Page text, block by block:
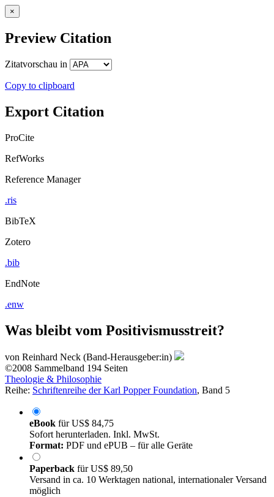
×
Preview Citation
Zitatvorschau in
Copy to clipboard
Export Citation
ProCite
RefWorks
Reference Manager
.ris
BibTeX
Zotero
.bib
EndNote
.enw
Was bleibt vom Positivismusstreit?
von Reinhard Neck (Band-Herausgeber:in)
©2008 Sammelband 194 Seiten
Theologie & Philosophie
Reihe: Schriftenreihe der Karl Popper Foundation, Band 5
eBook fürUS$ 84,75
Sofort herunterladen. Inkl. MwSt.
Format: PDF und ePUB – für alle Geräte
Paperback fürUS$ 89,50
Versand in ca. 10 Werktagen national, internationaler Versand
möglich